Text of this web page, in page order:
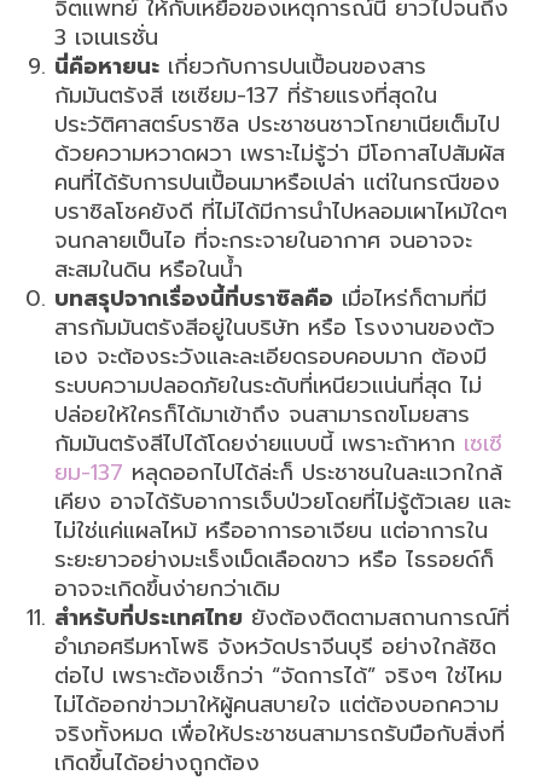
จิตแพทย์ ให้กับเหยื่อของเหตุการณ์นี้ ยาวไปจนถึง
3 เจเนเรชั่น
นี่คือหายนะ เกี่ยวกับการปนเปื้อนของสาร
กัมมันตรังสี เซเซียม-137 ที่ร้ายแรงที่สุดใน
ประวัติศาสตร์บราซิล ประชาชนชาวโกยาเนียเต็มไป
ด้วยความหวาดผวา เพราะไม่รู้ว่า มีโอกาสไปสัมผัส
คนที่ได้รับการปนเปื้อนมาหรือเปล่า แต่ในกรณีของ
บราซิลโชคยังดี ที่ไม่ได้มีการนำไปหลอมเผาไหม้ใดๆ
จนกลายเป็นไอ ที่จะกระจายในอากาศ จนอาจจะ
สะสมในดิน หรือในน้ำ
บทสรุปจากเรื่องนี้ที่บราซิลคือ เมื่อไหร่ก็ตามที่มี
สารกัมมันตรังสีอยู่ในบริษัท หรือ โรงงานของตัว
เอง จะต้องระวังและละเอียดรอบคอบมาก ต้องมี
ระบบความปลอดภัยในระดับที่เหนียวแน่นที่สุด ไม่
ปล่อยให้ใครก็ได้มาเข้าถึง จนสามารถขโมยสาร
กัมมันตรังสีไปได้โดยง่ายแบบนี้ เพราะถ้าหาก เซเซี
ยม-137 หลุดออกไปได้ล่ะก็ ประชาชนในละแวกใกล้
เคียง อาจได้รับอาการเจ็บป่วยโดยที่ไม่รู้ตัวเลย และ
ไม่ใช่แค่แผลไหม้ หรืออาการอาเจียน แต่อาการใน
ระยะยาวอย่างมะเร็งเม็ดเลือดขาว หรือ ไธรอยด์ก็
อาจจะเกิดขึ้นง่ายกว่าเดิม
สำหรับที่ประเทศไทย ยังต้องติดตามสถานการณ์ที่
อำเภอศรีมหาโพธิ จังหวัดปราจีนบุรี อย่างใกล้ชิด
ต่อไป เพราะต้องเช็กว่า “จัดการได้” จริงๆ ใช่ไหม
ไม่ได้ออกข่าวมาให้ผู้คนสบายใจ แต่ต้องบอกความ
จริงทั้งหมด เพื่อให้ประชาชนสามารถรับมือกับสิ่งที่
เกิดขึ้นได้อย่างถูกต้อง